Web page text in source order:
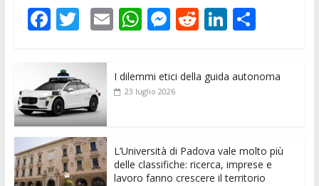
F
e
b
o
o
k
T
itt
er
E
ai
l
W
s
p
M
ss
e
er
R
di
Li
e
C
di
I dilemmi etici della guida autonoma
23 luglio 2026
L’Università di Padova vale molto più
delle classifiche: ricerca, imprese e
lavoro fanno crescere il territorio